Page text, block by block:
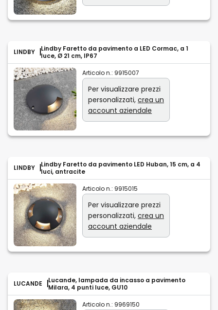
LINDBY
Lindby Faretto da pavimento a LED Cormac, a 1
luce, Ø 21 cm, IP67
Articolo n.: 9915007
Per visualizzare prezzi
personalizzati, crea un
account aziendale
LINDBY
Lindby Faretto da pavimento LED Huban, 15 cm, a 4
luci, antracite
Articolo n.: 9915015
Per visualizzare prezzi
personalizzati, crea un
account aziendale
LUCANDE
Lucande, lampada da incasso a pavimento
Milara, 4 punti luce, GU10
Articolo n.: 9969150